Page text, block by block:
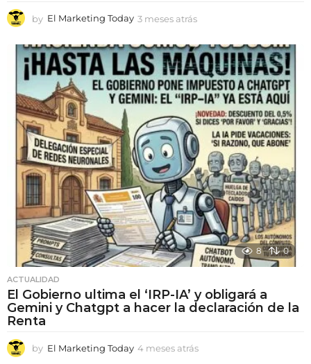
by El Marketing Today 3 meses atrás
e
s
e
s
a
t
r
á
s
8 0
ACTUALIDAD
El Gobierno ultima el ‘IRP-IA’ y obligará a
Gemini y Chatgpt a hacer la declaración de la
Renta
by El Marketing Today 4 meses atrás